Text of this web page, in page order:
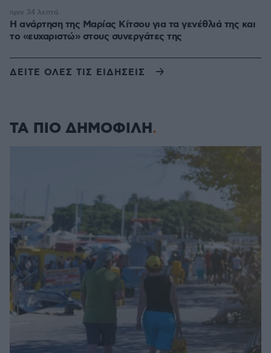
Η ανάρτηση της Μαρίας Κίτσου για τα γενέθλιά της και
το «ευχαριστώ» στους συνεργάτες της
πριν 34 λεπτά
ΔΕΙΤΕ ΟΛΕΣ ΤΙΣ ΕΙΔΗΣΕΙΣ
ΤΑ ΠΙΟ ΔΗΜΟΦΙΛΗ